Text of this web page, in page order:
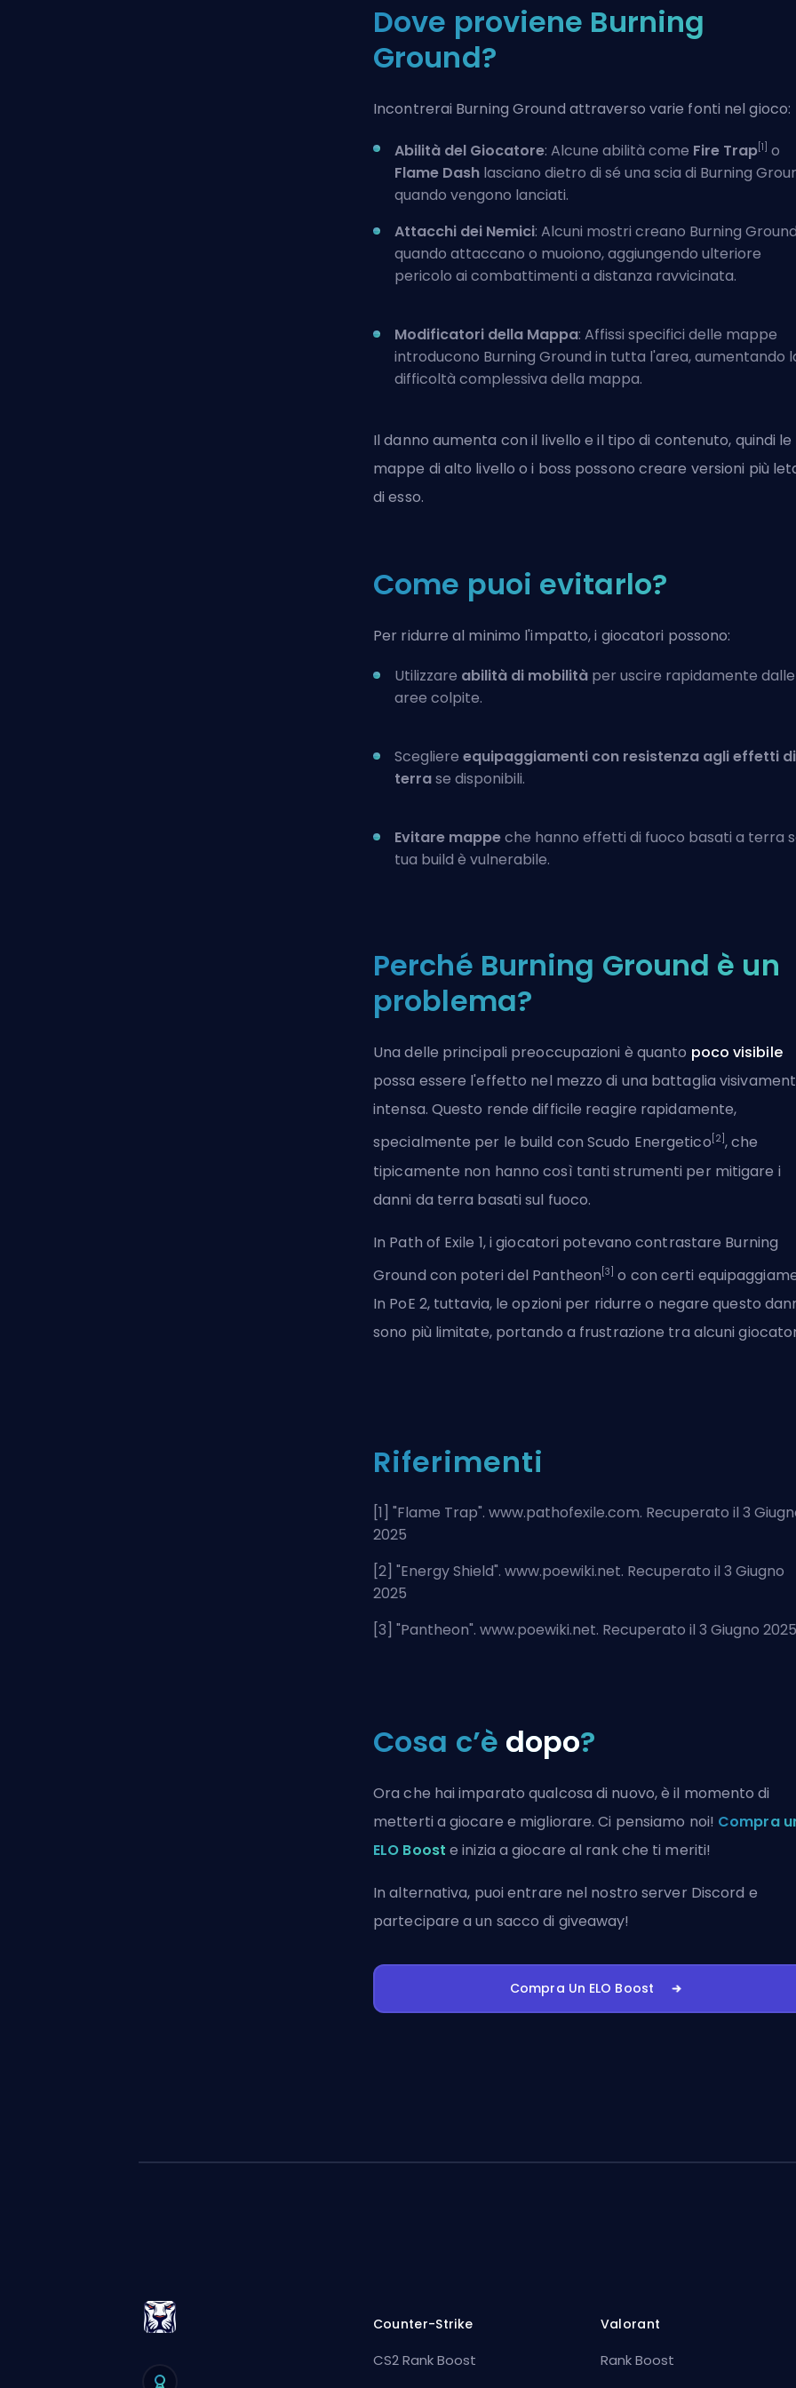
Dove proviene Burning
Ground?
Incontrerai Burning Ground attraverso varie fonti nel gioco:
Abilità del Giocatore: Alcune abilità come Fire Trap [1] o
Flame Dash lasciano dietro di sé una scia di Burning
quando vengono lanciati.
Attacchi dei Nemici: Alcuni mostri creano Burning
quando attaccano o muoiono, aggiungendo ulteriore
pericolo ai combattimenti a distanza ravvicinata.
Modificatori della Mappa: Affissi specifici delle mappe
introducono Burning Ground in tutta l'area, aumentando
difficoltà complessiva della mappa.
Il danno aumenta con il livello e il tipo di contenuto, quindi le
mappe di alto livello o i boss possono creare versioni più
di esso.
Come puoi evitarlo?
Per ridurre al minimo l'impatto, i giocatori possono:
Utilizzare abilità di mobilità per uscire rapidamente dalle
aree colpite.
Scegliere equipaggiamenti con resistenza agli effetti di
terrase disponibili.
Evitare mappeche hanno effetti di fuoco basati a terra
tua build è vulnerabile.
Perché Burning Ground è un
problema?
Una delle principali preoccupazioni è quanto poco visibile
possa essere l'effetto nel mezzo di una battaglia
intensa. Questo rende difficile reagire rapidamente,
specialmente per le build con Scudo Energetico [2] , che
tipicamente non hanno così tanti strumenti per mitigare i
danni da terra basati sul fuoco.
In Path of Exile 1, i giocatori potevano contrastare Burning
Ground con poteri del Pantheon [3] o con certi
In PoE 2, tuttavia, le opzioni per ridurre o negare questo
sono più limitate, portando a frustrazione tra alcuni
Riferimenti
[1] "Flame Trap". www.pathofexile.com. Recuperato il 3
2025
[2] "Energy Shield". www.poewiki.net. Recuperato il 3 Giugno
2025
[3] "Pantheon". www.poewiki.net. Recuperato il 3 Giugno 2025
Cosa c’è dopo?
Ora che hai imparato qualcosa di nuovo, è il momento di
metterti a giocare e migliorare. Ci pensiamo noi! Compra
ELO Boost e inizia a giocare al rank che ti meriti!
In alternativa, puoientrare nel nostro server Discord e
partecipare a un sacco di giveaway!
Compra Un ELO Boost
Counter-Strike
CS2 Rank Boost
Valorant
Rank Boost